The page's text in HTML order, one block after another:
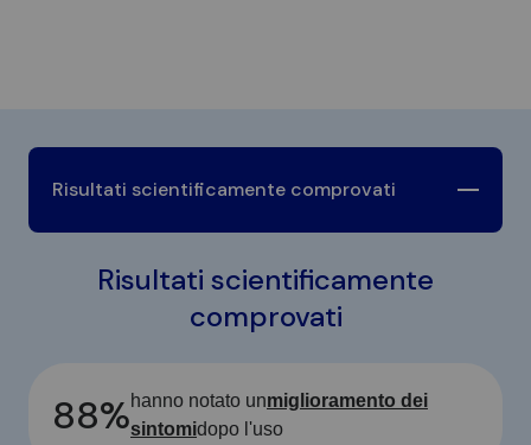
Risultati scientificamente comprovati
Risultati scientificamente
comprovati
88%hanno notato unmiglioramento dei
sintomidopo l'uso